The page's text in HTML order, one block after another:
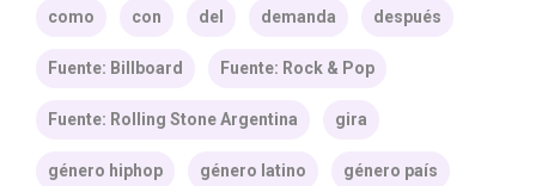
como con del demanda después
Fuente: Billboard Fuente: Rock & Pop
Fuente: Rolling Stone Argentina gira
género hiphop género latino género país